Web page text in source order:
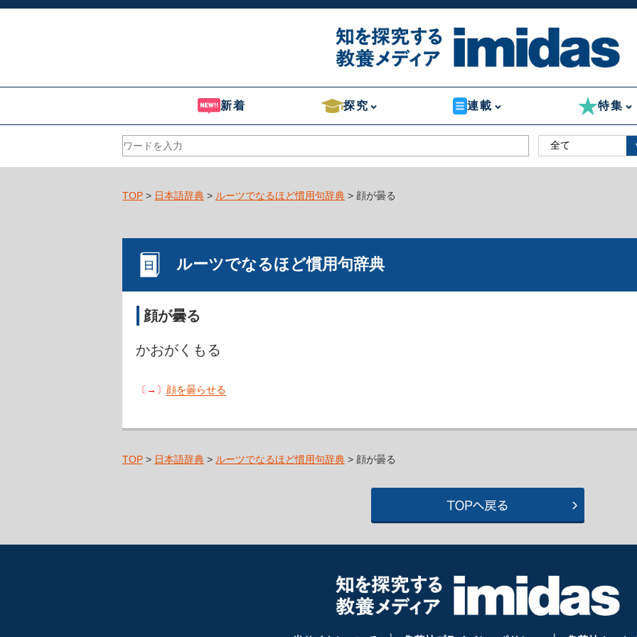
新着 探究 連載 特集
TOP > 日本語辞典 > ルーツでなるほど慣用句辞典 > 顔が曇る
ルーツでなるほど慣用句辞典
顔が曇る
かおがくもる
〔→〕 顔を曇らせる
TOP > 日本語辞典 > ルーツでなるほど慣用句辞典 > 顔が曇る